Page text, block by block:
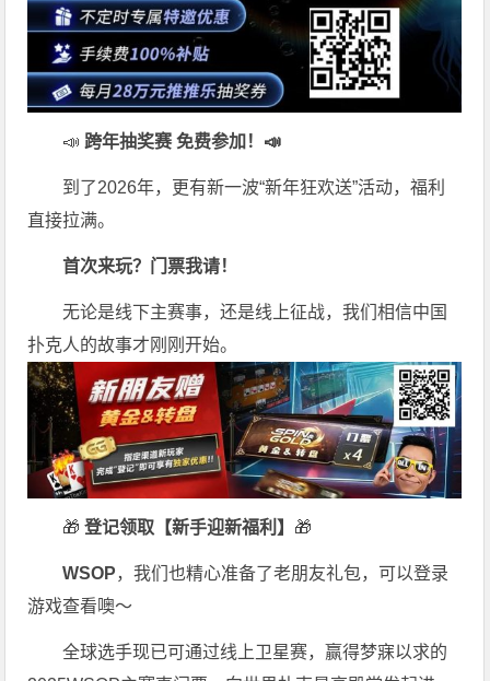
📣 跨年抽奖赛 免费参加 ！📣
到了2026年，更有新一波“新年狂欢送”活动，福利
直接拉满。
首次来玩？门票我请！
无论是线下主赛事，还是线上征战，我们相信中国
扑克人的故事才刚刚开始。
🎁 登记领取【新手迎新福利】 🎁
WSOP，我们也精心准备了老朋友礼包，可以登录
游戏查看噢～
全球选手现已可通过线上卫星赛，赢得梦寐以求的